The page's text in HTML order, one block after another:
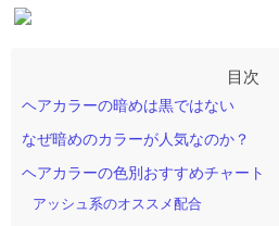
ヘアカラーの暗めは黒ではない
なぜ暗めのカラーが人気なのか？
ヘアカラーの色別おすすめチャート
アッシュ系のオススメ配合